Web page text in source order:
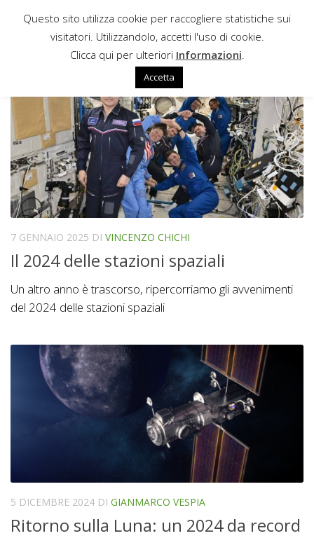
Sotto il contenuto
RIEPILOGO ANNUALE
7 GENNAIO 2025 DI VINCENZO CHICHI
Il 2024 delle stazioni spaziali
Un altro anno è trascorso, ripercorriamo gli avvenimenti
del 2024 delle stazioni spaziali
5 DICEMBRE 2024 DI GIANMARCO VESPIA
Ritorno sulla Luna: un 2024 da record
Questo sito utilizza cookie per raccogliere statistiche sui
visitatori. Utilizzandolo, accetti l'uso di cookie.
Clicca qui per ulteriori Informazioni
Accetta